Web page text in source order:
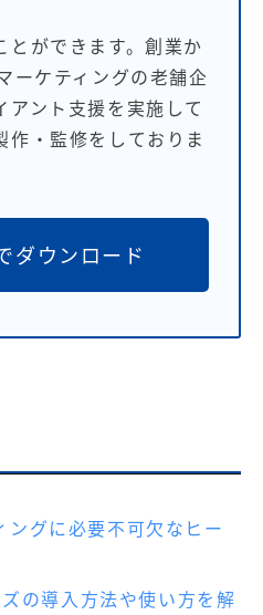
とができます。創業か
ーケティングの老舗企
ント支援を実施して
作・監修をしておりま
ダウンロード
ングに必要不可欠なヒー
の導入方法や使い方を解